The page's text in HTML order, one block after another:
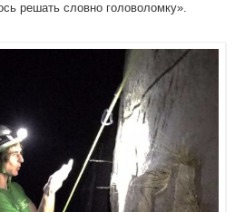
решать словно головоломку».